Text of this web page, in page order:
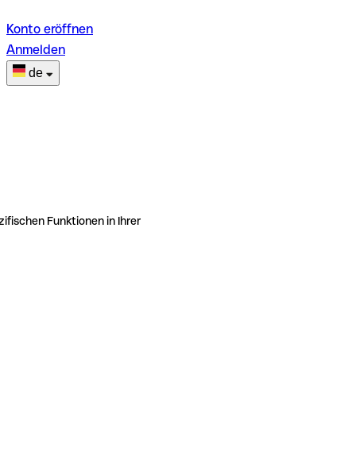
Konto eröffnen
Anmelden
de
Funktionen in Ihrer